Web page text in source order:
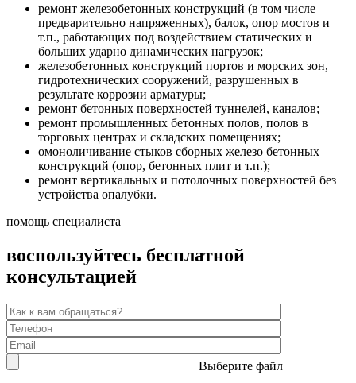
ремонт железобетонных конструкций (в том числе
предварительно напряженных), балок, опор мостов и
т.п., работающих под воздействием статических и
больших ударно динамических нагрузок;
железобетонных конструкций портов и морских зон,
гидротехнических сооружений, разрушенных в
результате коррозии арматуры;
ремонт бетонных поверхностей туннелей, каналов;
ремонт промышленных бетонных полов, полов в
торговых центрах и складских помещениях;
омоноличивание стыков сборных железо бетонных
конструкций (опор, бетонных плит и т.п.);
ремонт вертикальных и потолочных поверхностей без
устройства опалубки.
помощь специалиста
воспользуйтесь бесплатной
консультацией
Выберите файл